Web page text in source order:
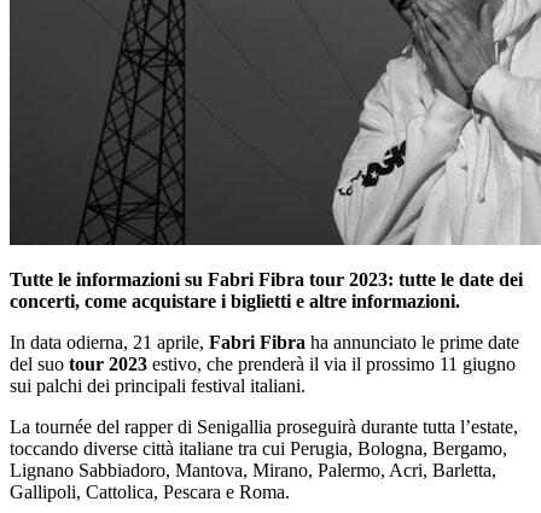
Tutte le informazioni su Fabri Fibra tour 2023: tutte le date dei
concerti, come acquistare i biglietti e altre informazioni.
In data odierna, 21 aprile, Fabri Fibra ha annunciato le prime date
del suo tour 2023 estivo, che prenderà il via il prossimo 11 giugno
sui palchi dei principali festival italiani.
La tournée del rapper di Senigallia proseguirà durante tutta l’estate,
toccando diverse città italiane tra cui Perugia, Bologna, Bergamo,
Lignano Sabbiadoro, Mantova, Mirano, Palermo, Acri, Barletta,
Gallipoli, Cattolica, Pescara e Roma.